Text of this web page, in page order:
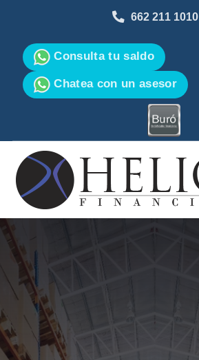
662 211 1010
Consulta tu saldo
Chatea con un asesor